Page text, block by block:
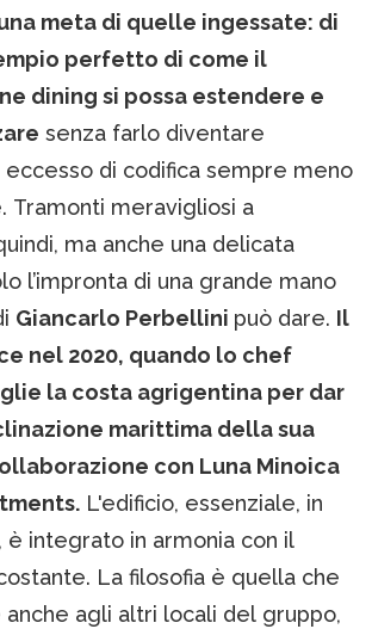
meta di quelle ingessate: di
perfetto di come il
dining si possa estendere e
senza farlo diventare
eccesso di codifica sempre meno
Tramonti meravigliosi a
ma anche una delicata
l’impronta di una grande mano
Giancarlo Perbellini può dare. Il
nel 2020, quando lo chef
la costa agrigentina per dar
marittima della sua
con Luna Minoica
L'edificio, essenziale, in
integrato in armonia con il
La filosofia è quella che
agli altri locali del gruppo,